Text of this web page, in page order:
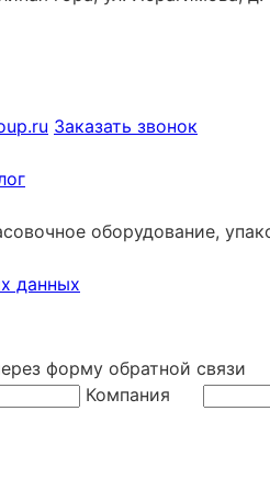
Заказать звонок
оборудование,
данных
форму обратной связи
Компания